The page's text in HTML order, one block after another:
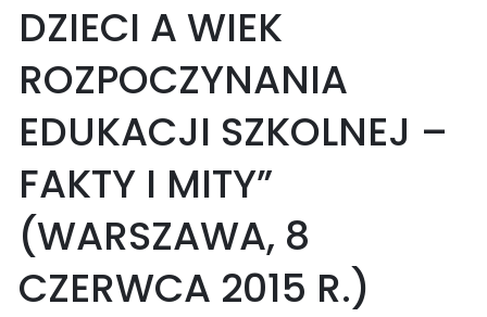
DZIECI A WIEK
ROZPOCZYNANIA
EDUKACJI SZKOLNEJ –
FAKTY I MITY”
(WARSZAWA, 8
CZERWCA 2015 R.)